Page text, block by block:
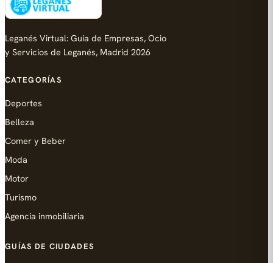
Leganés Virtual: Guia de Empresas, Ocio
y Servicios de Leganés, Madrid 2026
CATEGORÍAS
Deportes
Belleza
Comer y Beber
Moda
Motor
Turismo
Agencia inmobiliaria
GUÍAS DE CIUDADES